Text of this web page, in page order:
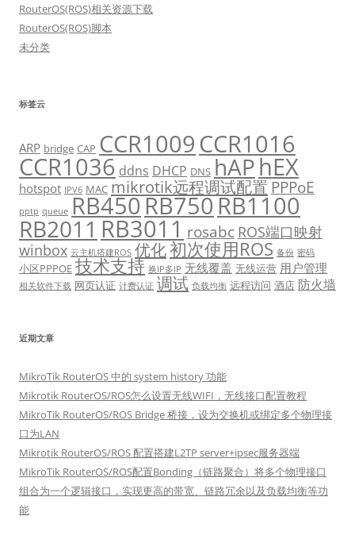
RouterOS(ROS)相关资源下载
RouterOS(ROS)脚本
未分类
标签云
ARP bridge CAP CCR1009CCR1016
CCR1036 ddns DHCP DNS hAPhEX
hotspot IPV6 MAC mikrotik远程调试配置 PPPoE
pptp queue RB450RB750RB1100
RB2011 RB3011rosabc ROS端口映射
winbox 云主机搭建ROS 优化初次使用ROS 备份 密码
小区PPPOE 技术支持 换IP多IP 无线覆盖 无线运营 用户管理
相关软件下载 网页认证 计费认证 调试 负载均衡 远程访问 酒店 防火墙
近期文章
MikroTik RouterOS 中的 system history 功能
Mikrotik RouterOS/ROS怎么设置无线WIFI，无线接口配置教程
MikroTik RouterOS/ROS Bridge 桥接，设为交换机或绑定多个物理接
口为LAN
Mikrotik RouterOS/ROS 配置搭建L2TP server+ipsec服务器端
MikroTik RouterOS/ROS配置Bonding（链路聚合）将多个物理接口
组合为一个逻辑接口，实现更高的带宽、链路冗余以及负载均衡等功
能